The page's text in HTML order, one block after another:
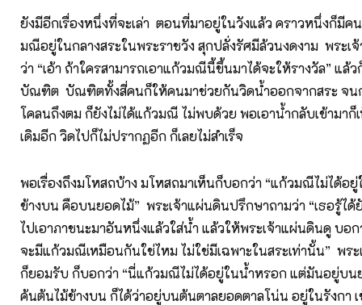
ยังมีอีกเรื่องหนึ่งที่จะเล่า ตอนที่มาอยู่ในวังแล้ว คราวหนึ่งก็มีค
มณีอยู่ในกลางสระในพระราชวัง สุกปลั่งรัศมีล้วนงดงาม พระเ
ว่า “เอ้า ถ้าใครสามารถเอาแก้วมณีนี้ขึ้นมาได้จะให้รางวัล” แล้
บัณฑิต บัณฑิตทั้งสี่คนก็ให้คนมาช่วยกันวิดน้ำออกจากสระ จน
โคลนถึงตม ก็ยังไม่ได้แก้วมณี ไม่พบด้วย พอเอาน้ำกลับเข้ามา
เดิมอีก วิดไปก็ไม่ปรากฏอีก ก็เลยไม่สำเร็จ
พอเรื่องถึงมโหสถบ้าง มโหสถมาเห็นก็บอกว่า “แก้วมณีไม่ได้อ
ข้างบน คือบนยอดไม้” พระเจ้าแผ่นดินปรึกษาถามว่า “เธอรู้ได้
ไปเอาภาชนะมาอันหนึ่งแล้วใส่น้ำ แล้วให้พระเจ้าแผ่นดินดู บอ
จะมีแก้วมณีเหมือนกันใช่ไหม ไม่ใช่มีเฉพาะในสระเท่านั้น” พร
ก็ยอมรับ ก็บอกว่า “นี่แก้วมณีไม่ได้อยู่ในน้ำหรอก แต่มันอยู่บน
ค้นต้นไม้ข้างบน ก็ได้ว่าอยู่บนต้นตาลยอดตาลโน่น อยู่ในรังกา เ